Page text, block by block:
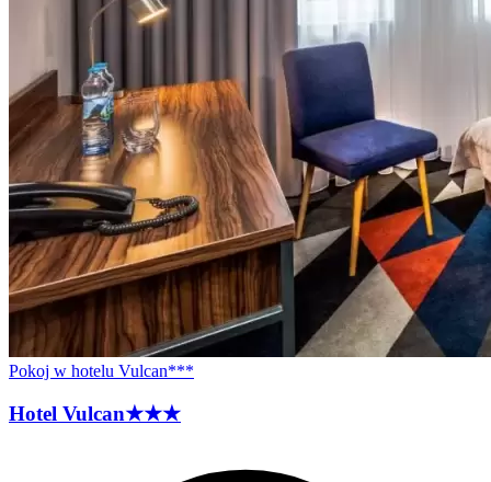
Pokoj w hotelu Vulcan***
Hotel Vulcan★★★